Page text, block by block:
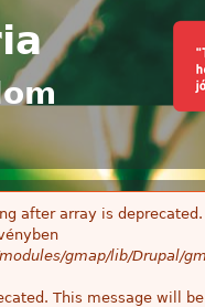
after array is
gmap/lib/Drupal/
This message will